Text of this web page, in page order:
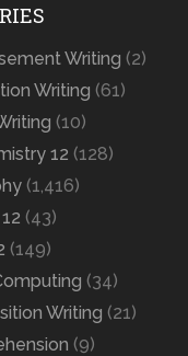
Writing (2)
Writing (61)
(10)
12 (128)
(1,416)
(43)
(149)
(34)
Writing (21)
(9)